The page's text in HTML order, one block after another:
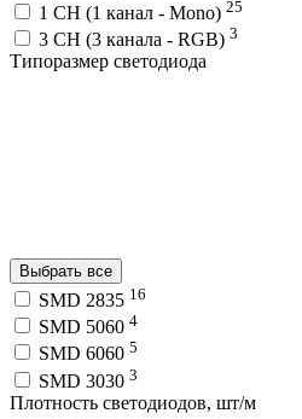
1 CH (1 канал - Mono) 25
3 CH (3 канала - RGB) 3
Типоразмер светодиода
Выбрать все
SMD 2835 16
SMD 5060 4
SMD 6060 5
SMD 3030 3
Плотность светодиодов, шт/м